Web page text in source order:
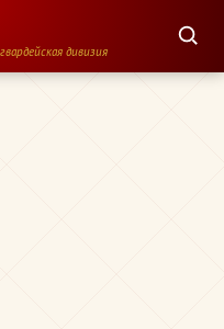
дивизия